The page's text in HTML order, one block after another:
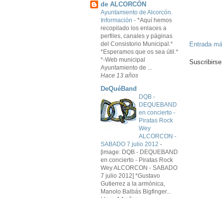
de ALCORCÓN
Ayuntamiento de Alcorcón.
Información - *Aquí hemos
recopilado los enlaces a
perfiles, canales y páginas
del Consistorio Municipal.*
*Esperamos que os sea útil.*
*-Web municipal
Ayuntamiento de ...
Hace 13 años
DeQuéBand
DQB -
DEQUEBAND
en concierto -
Piratas Rock
Wey
ALCORCON -
SABADO 7 julio 2012 -
[image: DQB - DEQUEBAND
en concierto - Piratas Rock
Wey ALCORCON - SABADO
7 julio 2012] *Gustavo
Gutierrez a la armónica,
Manolo Balbás Bigfinger...
Entrada